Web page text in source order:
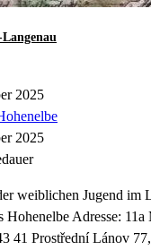
2025
2025
weiblichen Jugend im
Hohenelbe Adresse:
41 Prostřední Lánov